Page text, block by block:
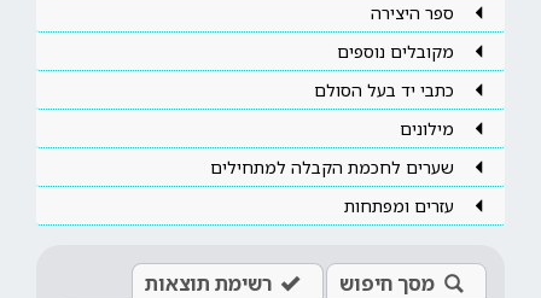
ספר היצירה
מקובלים נוספים
כתבי יד בעל הסולם
מילונים
שערים לחכמת הקבלה למתחילים
עזרים ומפתחות
מסך חיפוש רשימת תוצאות